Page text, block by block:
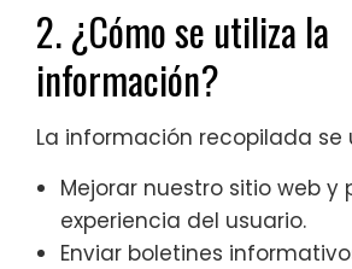
2. ¿Cómo se utiliza la
información?
La información recopilada se
Mejorar nuestro sitio web y
experiencia del usuario.
Enviar boletines